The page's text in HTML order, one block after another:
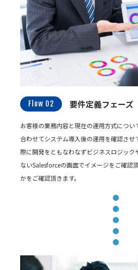
Flow 02 要件定義フェーズ
お客様の業務内容と現在の運用方式につい
合わせてシステム導入後の運用を確認させ
際に開発をともなわなずビジネスロジック
ないSalesforceの画面でイメージをご確認
かをご確認頂きます。